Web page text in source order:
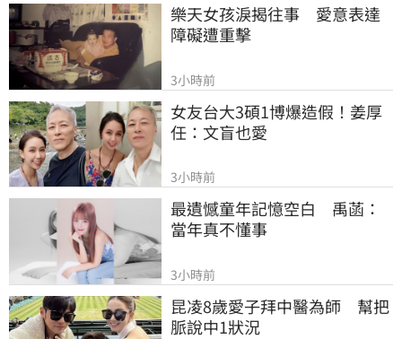
樂天女孩淚揭往事　愛意表達
障礙遭重擊
3小時前
女友台大3碩1博爆造假！姜厚
任：文盲也愛
3小時前
最遺憾童年記憶空白　禹菡：
當年真不懂事
3小時前
昆凌8歲愛子拜中醫為師　幫把
脈說中1狀況